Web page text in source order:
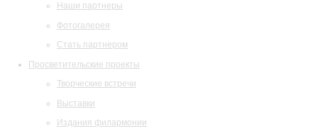
Наши партнеры
Фотогалерея
Стать партнером
Просветительские проекты
Творческие встречи
Выставки
Издания филармонии